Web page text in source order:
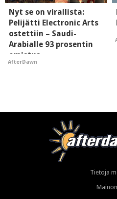
Nyt se on virallista:
Pelijätti Electronic Arts
ostettiin – Saudi-
Arabialle 93 prosentin
omistus
AfterDawn
Tietoja